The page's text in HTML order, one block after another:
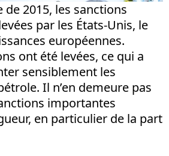
de 2015, les sanctions
par les États-Unis, le
européennes.
ont été levées, ce qui a
sensiblement les
Il n’en demeure pas
importantes
en particulier de la part